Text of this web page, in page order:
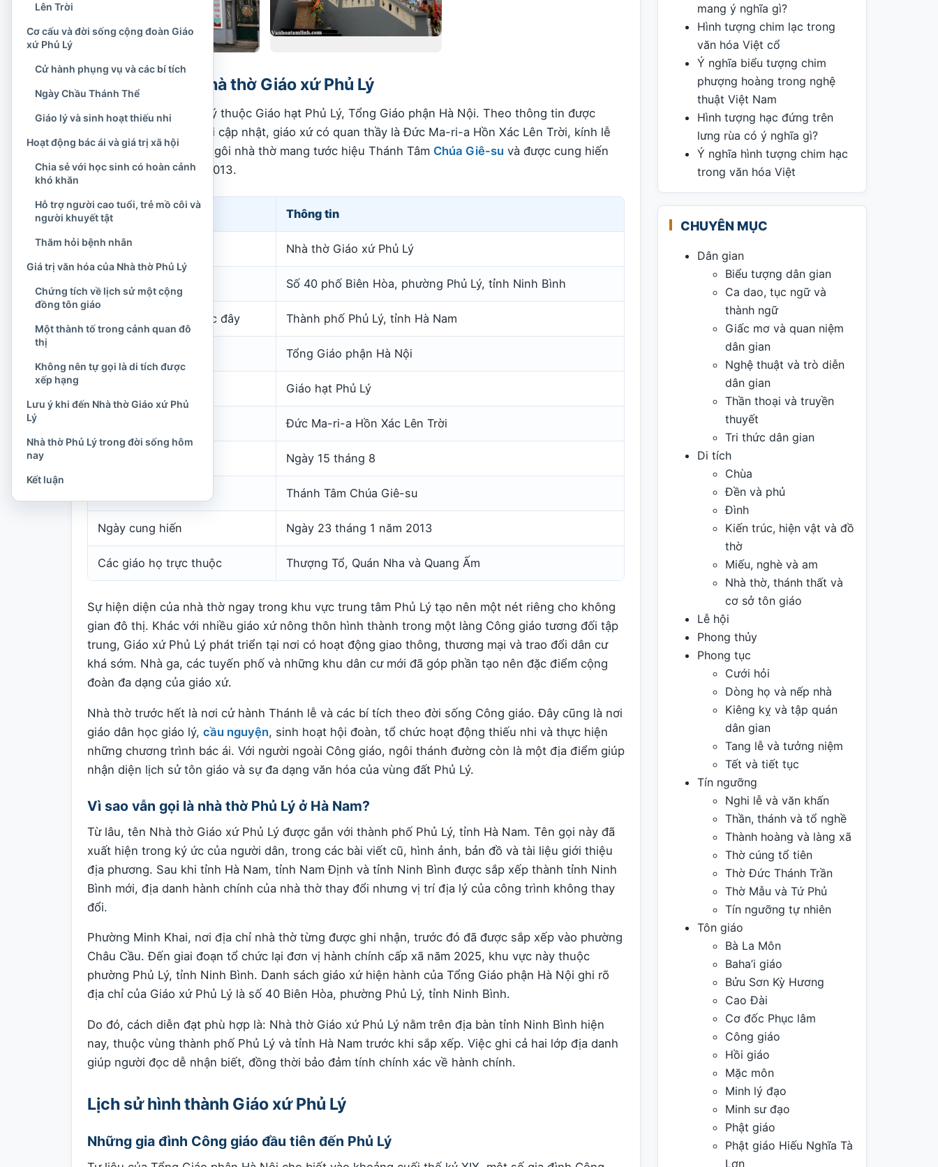
Tổng quan về Nhà thờ Giáo xứ Phủ Lý
Nhà thờ Giáo xứ Phủ Lý thuộc Giáo hạt Phủ Lý, Tổng Giáo phận Hà Nội. Theo thông tin được
Tổng Giáo phận Hà Nội cập nhật, giáo xứ có quan thầy là Đức Ma-ri-a Hồn Xác Lên Trời, kính lễ
vào ngày 15 tháng 8. Ngôi nhà thờ mang tước hiệu Thánh Tâm Chúa Giê-su và được cung hiến
ngày 23 tháng 1 năm 2013.
Nội dung Thông tin
Tên gọi Nhà thờ Giáo xứ Phủ Lý
Địa chỉ hiện tại Số 40 phố Biên Hòa, phường Phủ Lý, tỉnh Ninh Bình
Địa chỉ quen gọi trước đây Thành phố Phủ Lý, tỉnh Hà Nam
Tổng Giáo phận Hà Nội
Giáo hạt Phủ Lý
Đức Ma-ri-a Hồn Xác Lên Trời
Ngày 15 tháng 8
Thánh Tâm Chúa Giê-su
Ngày cung hiến Ngày 23 tháng 1 năm 2013
Các giáo họ trực thuộc Thượng Tổ, Quán Nha và Quang Ấm
Sự hiện diện của nhà thờ ngay trong khu vực trung tâm Phủ Lý tạo nên một nét riêng cho không
gian đô thị. Khác với nhiều giáo xứ nông thôn hình thành trong một làng Công giáo tương đối tập
trung, Giáo xứ Phủ Lý phát triển tại nơi có hoạt động giao thông, thương mại và trao đổi dân cư
khá sớm. Nhà ga, các tuyến phố và những khu dân cư mới đã góp phần tạo nên đặc điểm cộng
đoàn đa dạng của giáo xứ.
Nhà thờ trước hết là nơi cử hành Thánh lễ và các bí tích theo đời sống Công giáo. Đây cũng là nơi
giáo dân học giáo lý, cầu nguyện, sinh hoạt hội đoàn, tổ chức hoạt động thiếu nhi và thực hiện
những chương trình bác ái. Với người ngoài Công giáo, ngôi thánh đường còn là một địa điểm giúp
nhận diện lịch sử tôn giáo và sự đa dạng văn hóa của vùng đất Phủ Lý.
Vì sao vẫn gọi là nhà thờ Phủ Lý ở Hà Nam?
Từ lâu, tên Nhà thờ Giáo xứ Phủ Lý được gắn với thành phố Phủ Lý, tỉnh Hà Nam. Tên gọi này đã
xuất hiện trong ký ức của người dân, trong các bài viết cũ, hình ảnh, bản đồ và tài liệu giới thiệu
địa phương. Sau khi tỉnh Hà Nam, tỉnh Nam Định và tỉnh Ninh Bình được sắp xếp thành tỉnh Ninh
Bình mới, địa danh hành chính của nhà thờ thay đổi nhưng vị trí địa lý của công trình không thay
đổi.
Phường Minh Khai, nơi địa chỉ nhà thờ từng được ghi nhận, trước đó đã được sắp xếp vào phường
Châu Cầu. Đến giai đoạn tổ chức lại đơn vị hành chính cấp xã năm 2025, khu vực này thuộc
phường Phủ Lý, tỉnh Ninh Bình. Danh sách giáo xứ hiện hành của Tổng Giáo phận Hà Nội ghi rõ
địa chỉ của Giáo xứ Phủ Lý là số 40 Biên Hòa, phường Phủ Lý, tỉnh Ninh Bình.
Do đó, cách diễn đạt phù hợp là: Nhà thờ Giáo xứ Phủ Lý nằm trên địa bàn tỉnh Ninh Bình hiện
nay, thuộc vùng thành phố Phủ Lý và tỉnh Hà Nam trước khi sắp xếp. Việc ghi cả hai lớp địa danh
giúp người đọc dễ nhận biết, đồng thời bảo đảm tính chính xác về hành chính.
Lịch sử hình thành Giáo xứ Phủ Lý
Những gia đình Công giáo đầu tiên đến Phủ Lý
mang ý nghĩa gì?
Hình tượng chim lạc trong
văn hóa Việt cổ
Ý nghĩa biểu tượng chim
phượng hoàng trong nghệ
thuật Việt Nam
Hình tượng hạc đứng trên
lưng rùa có ý nghĩa gì?
Ý nghĩa hình tượng chim hạc
trong văn hóa Việt
CHUYÊN MỤC
Dân gian
Biểu tượng dân gian
Ca dao, tục ngữ và
thành ngữ
Giấc mơ và quan niệm
dân gian
Nghệ thuật và trò diễn
dân gian
Thần thoại và truyền
thuyết
Tri thức dân gian
Di tích
Chùa
Đền và phủ
Đình
Kiến trúc, hiện vật và đồ
thờ
Miếu, nghè và am
Nhà thờ, thánh thất và
cơ sở tôn giáo
Lễ hội
Phong thủy
Phong tục
Cưới hỏi
Dòng họ và nếp nhà
Kiêng kỵ và tập quán
dân gian
Tang lễ và tưởng niệm
Tết và tiết tục
Tín ngưỡng
Nghi lễ và văn khấn
Thần, thánh và tổ nghề
Thành hoàng và làng xã
Thờ cúng tổ tiên
Thờ Đức Thánh Trần
Thờ Mẫu và Tứ Phủ
Tín ngưỡng tự nhiên
Tôn giáo
Bà La Môn
Baha’i giáo
Bửu Sơn Kỳ Hương
Cao Đài
Cơ đốc Phục lâm
Công giáo
Hồi giáo
Mặc môn
Minh lý đạo
Minh sư đạo
Phật giáo
Phật giáo Hiếu Nghĩa Tà
Lơn
Lên Trời
Cơ cấu và đời sống cộng đoàn Giáo
xứ Phủ Lý
Cử hành phụng vụ và các bí tích
Ngày Chầu Thánh Thể
Giáo lý và sinh hoạt thiếu nhi
Hoạt động bác ái và giá trị xã hội
Chia sẻ với học sinh có hoàn cảnh
khó khăn
Hỗ trợ người cao tuổi, trẻ mồ côi và
người khuyết tật
Thăm hỏi bệnh nhân
Giá trị văn hóa của Nhà thờ Phủ Lý
Chứng tích về lịch sử một cộng
đồng tôn giáo
Một thành tố trong cảnh quan đô
thị
Không nên tự gọi là di tích được
xếp hạng
Lưu ý khi đến Nhà thờ Giáo xứ Phủ
Lý
Nhà thờ Phủ Lý trong đời sống hôm
nay
Kết luận